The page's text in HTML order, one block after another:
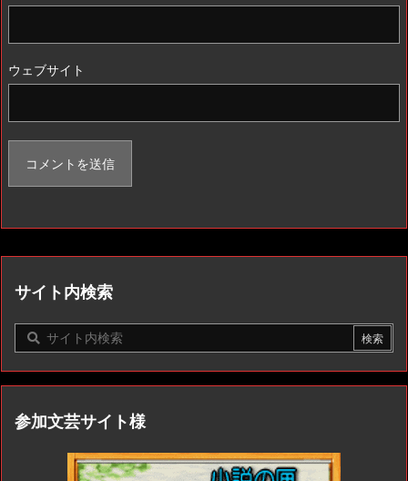
ウェブサイト
サイト内検索
参加文芸サイト様